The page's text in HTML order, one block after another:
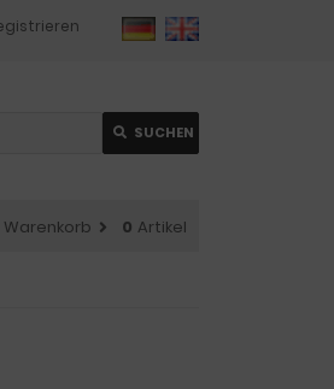
SUCHEN
Warenkorb 0 Artikel